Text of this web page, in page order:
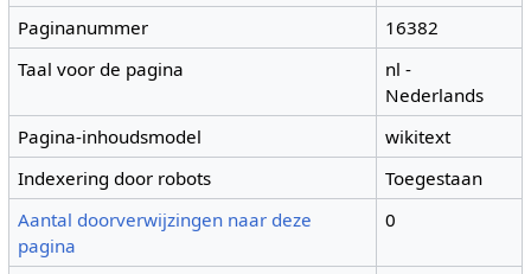
Paginanummer
16382
Taal voor de pagina
nl -
Nederlands
Pagina-inhoudsmodel
wikitext
Indexering door robots
Toegestaan
Aantal doorverwijzingen naar deze
pagina
0